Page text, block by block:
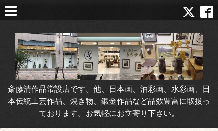
斎藤清作品常設店です。他、日本画、油彩画、水彩画、日
本伝統工芸作品、焼き物、鍛金作品など品数豊富に取扱っ
ております。お気軽にお立寄り下さい。